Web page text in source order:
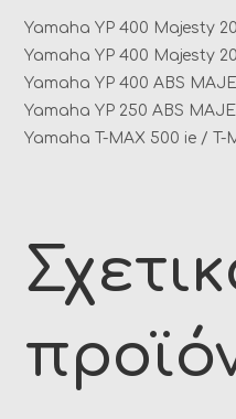
YamahaYP 400 Majesty
YamahaYP 400 Majesty
YamahaYP 400 ABS
YamahaYP 250 ABS
YamahaT-MAX 500 ie / T-